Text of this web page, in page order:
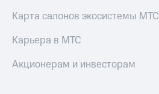
Карта салонов экосистемы МТС
Карьера в МТС
Акционерам и инвесторам